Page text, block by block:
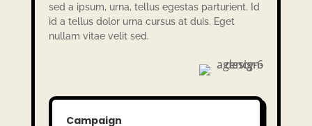
sed a ipsum, urna, tellus egestas parturi­ent. Id
id a tellus dolor urna cursus at duis. Eget
nullam vitae velit sed.
Campaign